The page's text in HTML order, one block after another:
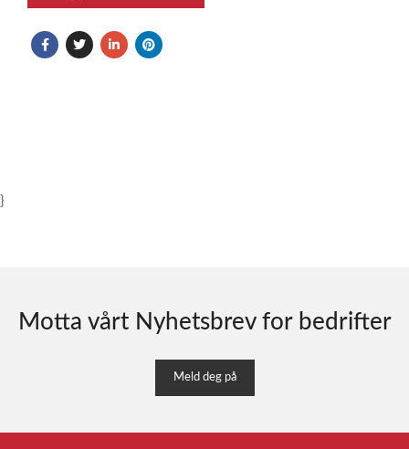
}
Motta vårt Nyhetsbrev for bedrifter
Meld deg på